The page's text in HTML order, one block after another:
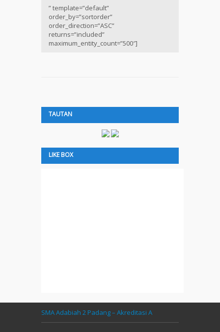
” template=”default”
order_by=”sortorder”
order_direction=”ASC”
returns=”included”
maximum_entity_count=”500″]
TAUTAN
LIKE BOX
SMA Adabiah 2 Padang – Akreditasi A